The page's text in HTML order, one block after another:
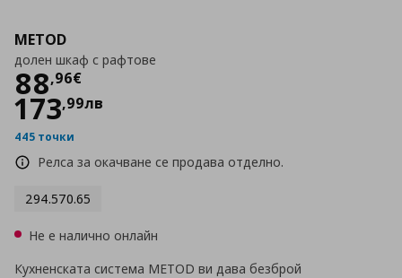
METOD
долен шкаф с рафтове
88,96€
Цена
173,99лв
445 точки
Релса за окачване се продава отделно.
294.570.65
Не е налично онлайн
Кухненската система METOD ви дава безброй